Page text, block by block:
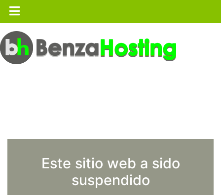
Este sitio web a sido
suspendido